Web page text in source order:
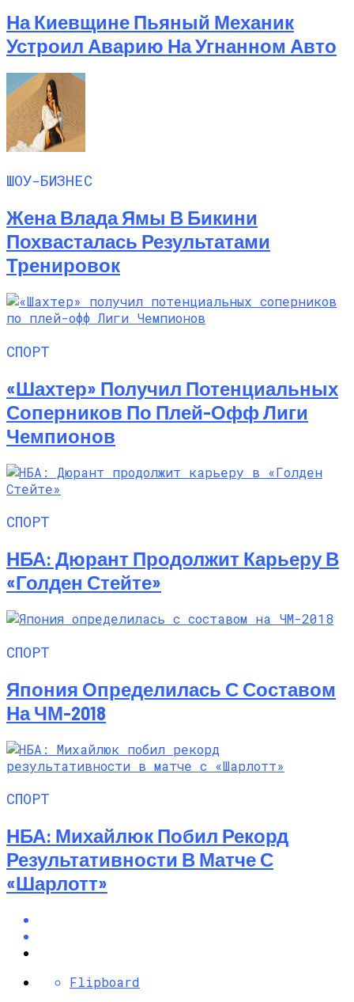
На Киевщине Пьяный Механик
Устроил Аварию На Угнанном Авто
ШОУ-БИЗНЕС
Жена Влада Ямы В Бикини
Похвасталась Результатами
Тренировок
СПОРТ
«Шахтер» Получил Потенциальных
Соперников По Плей-Офф Лиги
Чемпионов
СПОРТ
НБА: Дюрант Продолжит Карьеру В
«Голден Стейте»
СПОРТ
Япония Определилась С Составом
На ЧМ-2018
СПОРТ
НБА: Михайлюк Побил Рекорд
Результативности В Матче С
«Шарлотт»
Flipboard